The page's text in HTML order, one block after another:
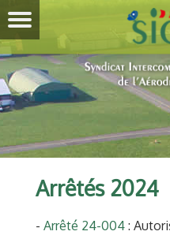
Arrêtés 2024
- Arrêté 24-004 :